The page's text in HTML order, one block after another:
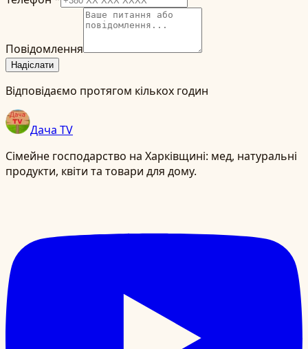
Повідомлення
Надіслати
Відповідаємо протягом кількох годин
Дача TV
Сімейне господарство на Харківщині: мед, натуральні
продукти, квіти та товари для дому.